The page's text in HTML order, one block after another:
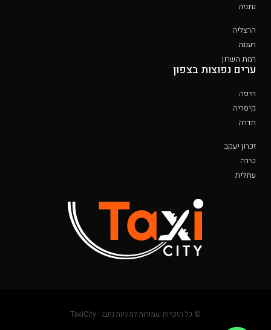
נתניה
הרצליה
רעננה
רמת השרון
ערים נפוצות בצפון
חיפה
קיסריה
חדרה
זכרון יעקב
טירה
עתלית
© כל הזכויות שמורות למוניות נתבג - TaxiCity